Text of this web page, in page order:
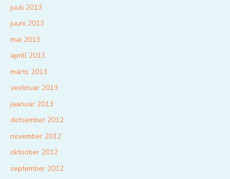
juuli 2013
juuni 2013
mai 2013
aprill 2013
märts 2013
veebruar 2013
jaanuar 2013
detsember 2012
november 2012
oktoober 2012
september 2012